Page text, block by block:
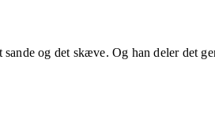
og det skæve. Og han deler det